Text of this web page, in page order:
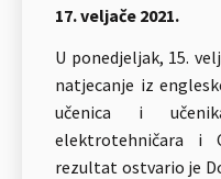
17. veljače 2021.
U ponedjeljak, 15.
natjecanje iz
učenica i
elektrotehničara i
rezultat ostvario je